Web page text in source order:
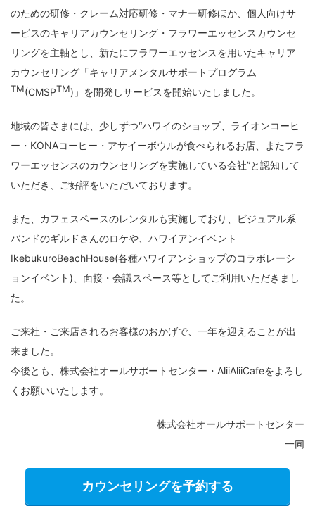
のための研修・クレーム対応研修・マナー研修ほか、個人向けサ
ービスのキャリアカウンセリング・フラワーエッセンスカウンセ
リングを主軸とし、新たにフラワーエッセンスを用いたキャリア
カウンセリング「キャリアメンタルサポートプログラム
TM(CMSPTM)」を開発しサービスを開始いたしました。
地域の皆さまには、少しずつ“ハワイのショップ、ライオンコーヒ
ー・KONAコーヒー・アサイーボウルが食べられるお店、またフラ
ワーエッセンスのカウンセリングを実施している会社”と認知して
いただき、ご好評をいただいております。
また、カフェスペースのレンタルも実施しており、ビジュアル系
バンドのギルドさんのロケや、ハワイアンイベント
IkebukuroBeachHouse(各種ハワイアンショップのコラボレーシ
ョンイベント)、面接・会議スペース等としてご利用いただきまし
た。
ご来社・ご来店されるお客様のおかげで、一年を迎えることが出
来ました。
今後とも、株式会社オールサポートセンター・AliiAliiCafeをよろし
くお願いいたします。
株式会社オールサポートセンター
一同
カウンセリングを予約する